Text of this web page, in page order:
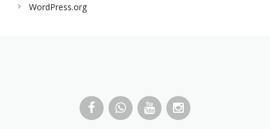
WordPress.org